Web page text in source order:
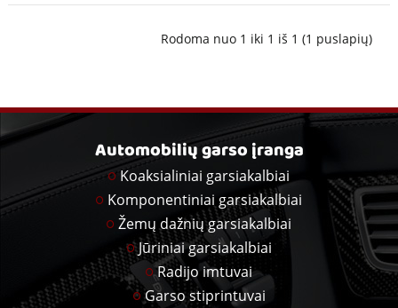
Rodoma nuo 1 iki 1 iš 1 (1 puslapių)
Automobilių garso įranga
Koaksialiniai garsiakalbiai
Komponentiniai garsiakalbiai
Žemų dažnių garsiakalbiai
Jūriniai garsiakalbiai
Radijo imtuvai
Garso stiprintuvai